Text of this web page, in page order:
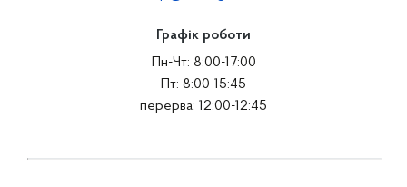
Графік роботи
Пн-Чт: 8:00-17:00
Пт: 8:00-15:45
перерва: 12:00-12:45